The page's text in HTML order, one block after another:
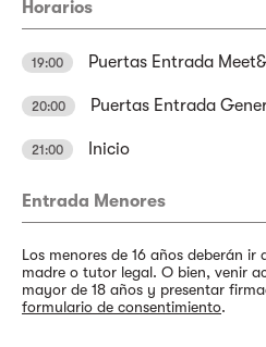
Horarios
19:00 Puertas Entrada
20:00 Puertas Entrada
21:00 Inicio
Entrada Menores
Los menores de 16 años deberán
madre o tutor legal. O bien, venir
mayor de 18 años y presentar
formulario de consentimiento.